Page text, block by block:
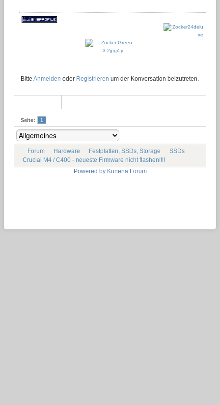
Bitte Anmelden oder Registrieren um der Konversation beizutreten.
Seite: 1
Forum Hardware Festplatten, SSDs, Storage
SSDs
Crucial M4 / C400 - neueste Firmware nicht flashen!!!!
Powered by Kunena Forum